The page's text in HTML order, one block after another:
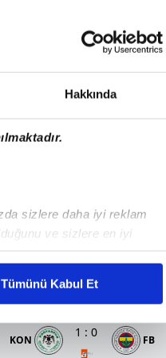
Hakkında
sizlere daha iyi reklam
ve sizlere en iyi
karşılamak
kullanılmaktadır. Bu
Tümünü Kabul Et
:1
KON
23 Nisan 2026 Perşembe 20:45
BJK
3:0
ALA
0:2
KON
1 :0
FB